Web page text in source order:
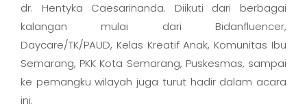
dr. Hentyka Caesarinanda. Diikuti dari berbagai
kalangan mulai dari Bidanfluencer,
Daycare/TK/PAUD, Kelas Kreatif Anak, Komunitas Ibu
Semarang, PKK Kota Semarang, Puskesmas, sampai
ke pemangku wilayah juga turut hadir dalam acara
ini.